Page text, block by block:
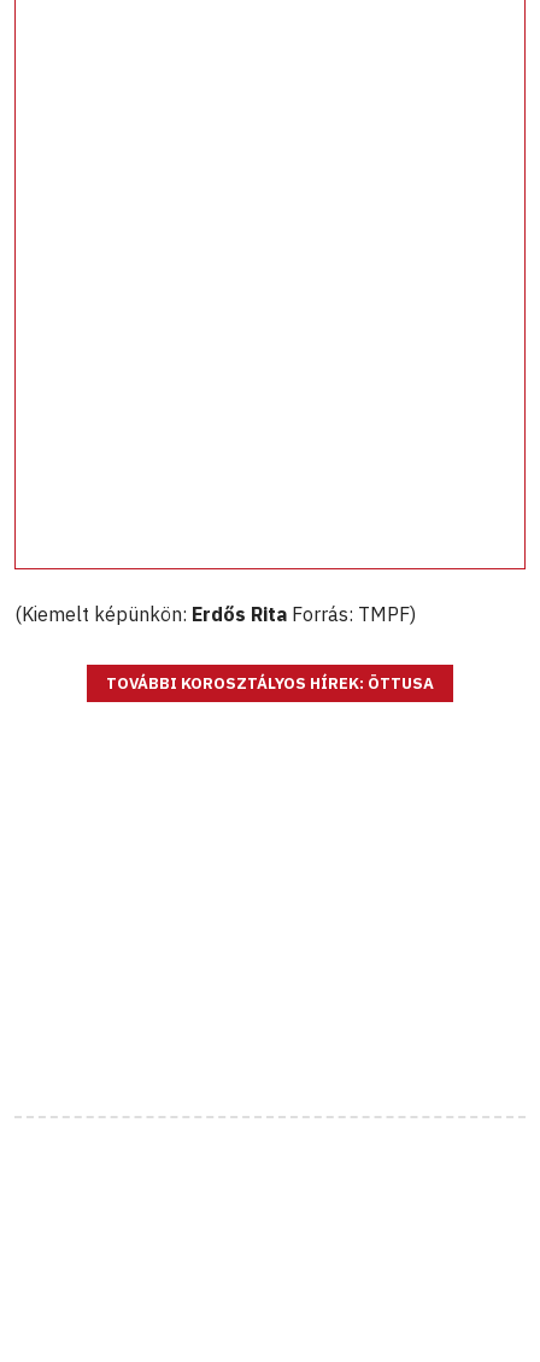
(Kiemelt képünkön: Erdős Rita Forrás: TMPF)
TOVÁBBI KOROSZTÁLYOS HÍREK: ÖTTUSA